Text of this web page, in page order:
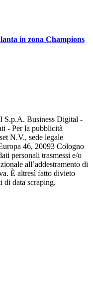
in zona Champions
S.p.A. Business Digital -
- Per la pubblicità
N.V., sede legale
46, 20093 Cologno
personali trasmessi e/o
all’addestramento di
È altresì fatto divieto
di data scraping.